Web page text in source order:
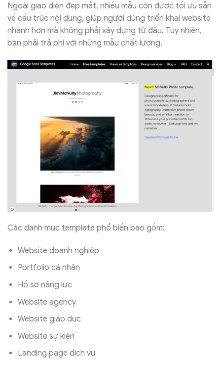
Ngoài giao diện đẹp mắt, nhiều mẫu còn được tối ưu sẵn
về cấu trúc nội dung, giúp người dùng triển khai website
nhanh hơn mà không phải xây dựng từ đầu. Tuy nhiên,
bạn phải trả phí với những mẫu chất lượng.
Các danh mục template phổ biến bao gồm:
Website doanh nghiệp
Portfolio cá nhân
Hồ sơ năng lực
Website agency
Website giáo dục
Website sự kiện
Landing page dịch vụ